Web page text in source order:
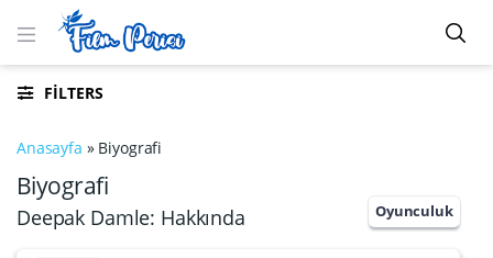
FILTERS
Anasayfa » Biyografi
Biyografi
Deepak Damle: Hakkında Oyunculuk